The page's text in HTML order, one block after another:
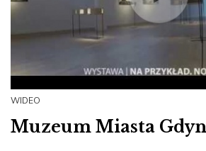
WIDEO
Muzeum Miasta